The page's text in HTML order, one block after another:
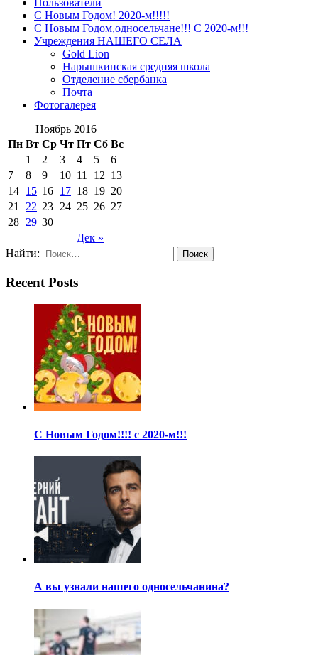
Пользователи
С Новым Годом! 2020-м!!!!!
С Новым Годом,односельчане!!! С 2020-м!!!
Учреждения НАШЕГО СЕЛА
Gold Lion
Нарышкинская средняя школа
Отделение сбербанка
Почта
Фотогалерея
Ноябрь 2016
Пн Вт Ср Чт Пт Сб Вс
Дек »
1 2 3 4 5
6
7
8 9 10 11 12 13
14 15 16 17 18 19 20
21
22 23 24 25 26 27
28 29 30
Найти:
Recent Posts
С Новым Годом!!!! с 2020-м!!!
А вы узнали нашего односельчанина?